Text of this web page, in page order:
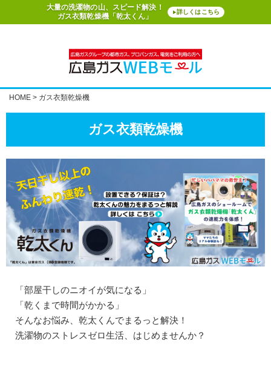
大量の洗濯物の山、スピード解決！
ガス衣類乾燥機「乾太くん」
▶詳しくはこちら
HOME ガス衣類乾燥機
ガス衣類乾燥機
「部屋干しのニオイが気になる」
「乾くまで時間がかかる」
そんなお悩み、乾太くんでまるっと解決！
洗濯物のストレスゼロ生活、はじめませんか？